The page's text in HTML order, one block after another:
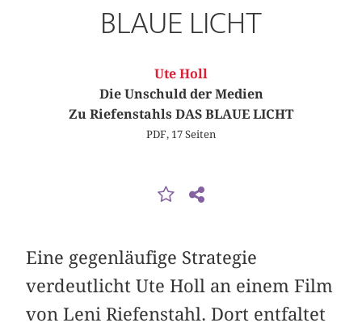
BLAUE LICHT
Ute Holl
Die Unschuld der Medien
Zu Riefenstahls DAS BLAUE LICHT
PDF, 17 Seiten
Eine gegenläufige Strategie
verdeutlicht Ute Holl an einem Film
von Leni Riefenstahl. Dort entfaltet